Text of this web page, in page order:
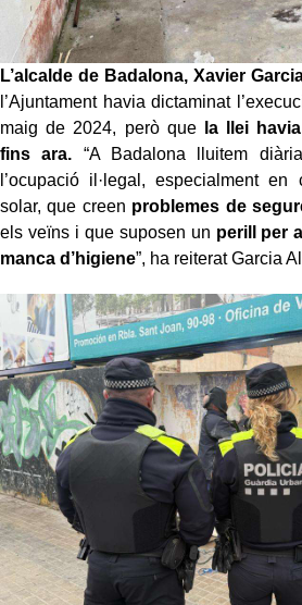
L’alcalde de Badalona, Xavier
l’Ajuntament havia dictaminat
maig de 2024, però que
la llei
fins ara. “A Badalona lluitem
l’ocupació il·legal, especialment
solar, que creen problemes de
els veïns i que suposen un perill per
manca d’higiene”, ha reiterat Garcia